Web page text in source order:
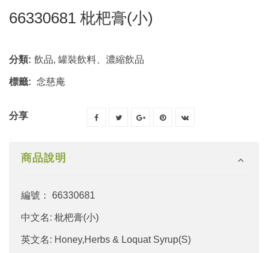
66330681 枇杷膏(小)
分類: 飲品, 罐裝飲料、濃縮飲品
標籤: 念慈庵
分享
商品說明
編號： 66330681
中文名: 枇杷膏(小)
英文名: Honey,Herbs & Loquat Syrup(S)